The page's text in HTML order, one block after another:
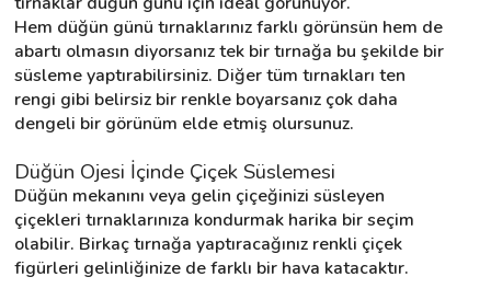
Hem düğün günü tırnaklarınız farklı görünsün hem de
abartı olmasın diyorsanız tek bir tırnağa bu şekilde bir
süsleme yaptırabilirsiniz. Diğer tüm tırnakları ten
rengi gibi belirsiz bir renkle boyarsanız çok daha
dengeli bir görünüm elde etmiş olursunuz.
Düğün Ojesi İçinde Çiçek Süslemesi
Düğün mekanını veya gelin çiçeğinizi süsleyen
çiçekleri tırnaklarınıza kondurmak harika bir seçim
olabilir. Birkaç tırnağa yaptıracağınız renkli çiçek
figürleri gelinliğinize de farklı bir hava katacaktır.